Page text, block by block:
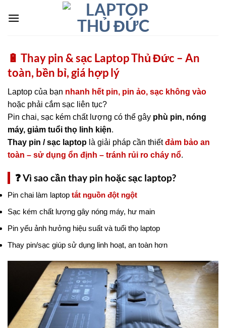
đến
🔋 Thay pin & sạc Laptop Thủ Đức – An
toàn, bền bỉ, giá hợp lý
Laptop của bạn nhanh hết pin, pin ảo, sạc không vào
hoặc phải cắm sạc liên tục?
Pin chai, sạc kém chất lượng có thể gây phù pin, nóng
máy, giảm tuổi thọ linh kiện.
Thay pin / sạc laptop là giải pháp cần thiếtđảm bảo an
toàn – sử dụng ổn định – tránh rủi ro cháy nổ.
❓ Vì sao cần thay pin hoặc sạc laptop?
Pin chai làm laptop tắt nguồn đột ngột
Sạc kém chất lượng gây nóng máy, hư main
Pin yếu ảnh hưởng hiệu suất và tuổi thọ laptop
Thay pin/sạc giúp sử dụng linh hoạt, an toàn hơn